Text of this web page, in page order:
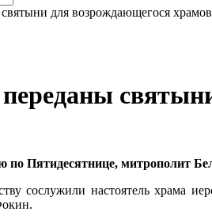
по Пятидесятнице, митрополит
сослужили настоятель